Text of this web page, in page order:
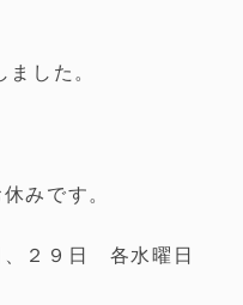
した。
みです。
、２９日 各水曜日